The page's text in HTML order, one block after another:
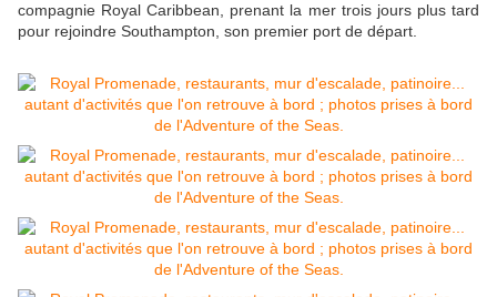
compagnie Royal Caribbean, prenant la mer trois jours plus tard
pour rejoindre Southampton, son premier port de départ.